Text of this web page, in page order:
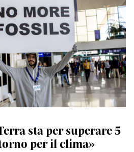
sta per superare 5
per il clima»